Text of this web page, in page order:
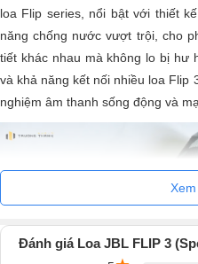
loa Flip series, nổi bật với thiết
năng chống nước vượt trội, cho
tiết khác nhau mà không lo bị hư
và khả năng kết nối nhiều loa Flip
nghiệm âm thanh sống động và
Đánh giá Loa JBL FLIP 3